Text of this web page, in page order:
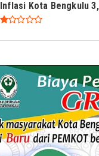
Inflasi Kota Bengkulu